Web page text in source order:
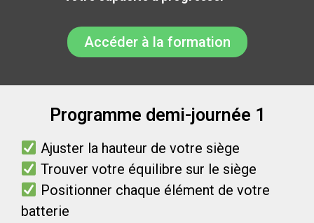
Accéder à la formation
Programme demi-journée 1
Ajuster la hauteur de votre siège
Trouver votre équilibre sur le siège
Positionner chaque élément de votre
batterie